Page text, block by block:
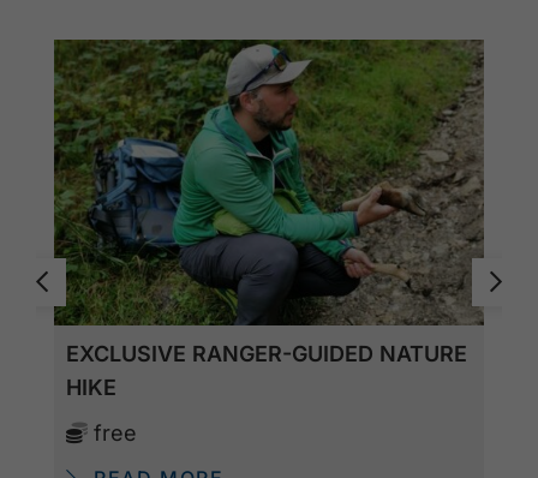
EXCLUSIVE RANGER-GUIDED NATURE
HIKE
free